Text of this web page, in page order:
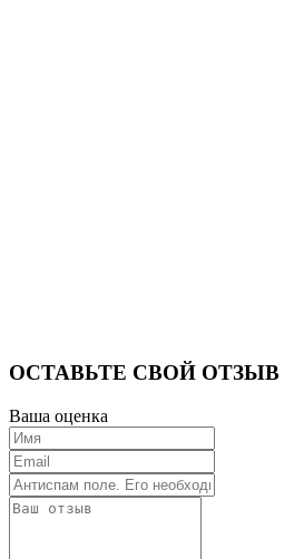
ОСТАВЬТЕ СВОЙ ОТЗЫВ
Ваша оценка